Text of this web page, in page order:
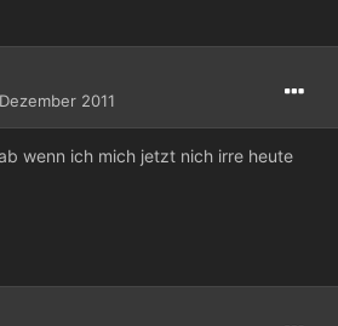
2011
wenn ich mich jetzt nich irre heute